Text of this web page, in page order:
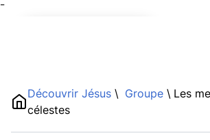
¯
Découvrir Jésus \ Groupe \ Les
célestes
Description